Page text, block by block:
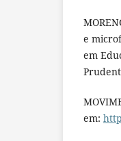
e
em
em: